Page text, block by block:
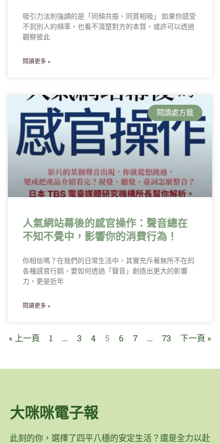
吸引力法則強調的是「同頻共振、同質相吸」 如果你感受
不到別人的頻率，也看不清楚對方的本質，或許可以透過
觀察彼此
閱讀更多 »
閱讀處方籤
人氣網站幕後的感官操作：聲音總在
不知不覺中，影響你的消費行為！
你相信嗎？在我們的日常生活中，其實充斥著無所不在的
各種感官行銷，要如何透過「聲音」創造出更大的影響
力，更是近年
閱讀更多 »
« 上一頁 1 ... 3 4 5 6 7 ... 73 下一頁 »
大咪咪電子報
此刻的你，選擇了四平八穩的安定生活？還是全力以赴